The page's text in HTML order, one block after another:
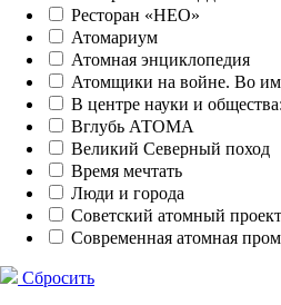
Ресторан «НЕО»
Атомариум
Атомная энциклопедия
Атомщики на войне. Во
В центре науки и
Вглубь АТОМА
Великий Северный поход
Время мечтать
Люди и города
Советский атомный проект
Современная атомная
Сбросить